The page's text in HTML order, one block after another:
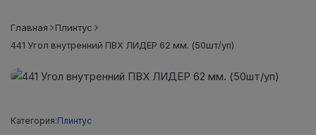
Главная
Плинтус
441 Угол внутренний ПВХ ЛИДЕР 62 мм. (50шт/уп)
Категория:Плинтус